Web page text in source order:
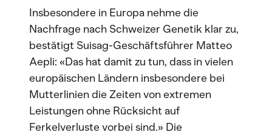
Insbesondere in Europa nehme die
Nachfrage nach Schweizer Genetik klar zu,
bestätigt Suisag-Geschäftsführer Matteo
Aepli: «Das hat damit zu tun, dass in vielen
europäischen Ländern insbesondere bei
Mutterlinien die Zeiten von extremen
Leistungen ohne Rücksicht auf
Ferkelverluste vorbei sind.» Die